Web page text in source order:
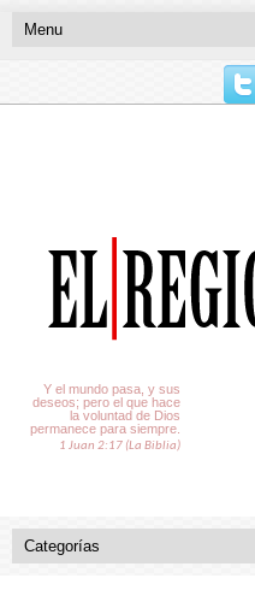
Y el mundo pasa, y sus
deseos; pero el que hace
la voluntad de Dios
permanece para siempre.
1 Juan 2:17 (La Biblia)